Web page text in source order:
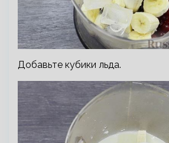
Добавьте кубики льда.